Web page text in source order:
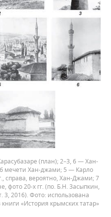
(план); 2–3, 6 — Хан-
мечети Хан-джами; 5 — Карло
справа, вероятно, Хан-Джами; 7
фото 20-х гг. (по. Б.Н. 3асыпкин,
3, 2016).
использована
«История крымских татар»